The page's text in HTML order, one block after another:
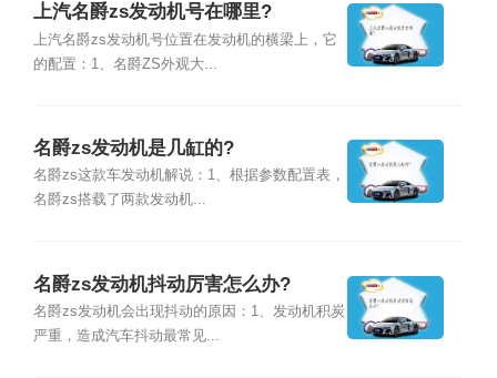
上汽名爵zs发动机号在哪里?
上汽名爵zs发动机号位置在发动机的横梁上，它
的配置：1、名爵ZS外观大...
名爵zs发动机是几缸的?
名爵zs这款车发动机解说：1、根据参数配置表，
名爵zs搭载了两款发动机...
名爵zs发动机抖动厉害怎么办?
名爵zs发动机会出现抖动的原因：1、发动机积炭
严重，造成汽车抖动最常见...